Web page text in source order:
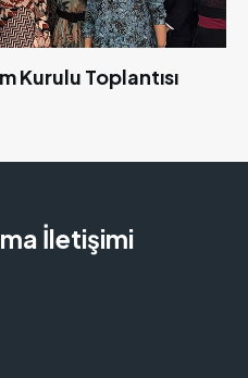
Kurulu Toplantısı
İletişimi